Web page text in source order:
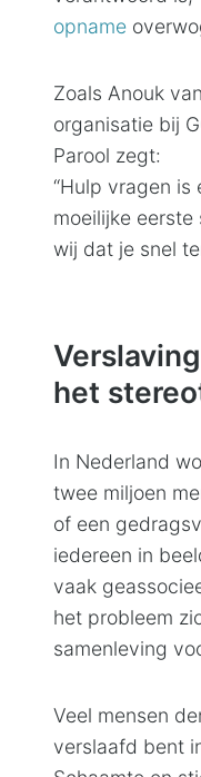
opname
Zoals Anouk
organisatie bij
Parool zegt:
“Hulp vragen is
moeilijke
wij dat je snel
het
In Nederland
twee miljoen
of een
iedereen in
vaak
het probleem
samenleving
Veel mensen
verslaafd bent